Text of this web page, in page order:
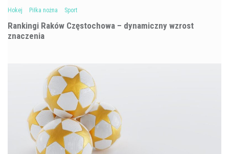
Hokej Piłka nożna Sport
Rankingi Raków Częstochowa – dynamiczny wzrost
znaczenia